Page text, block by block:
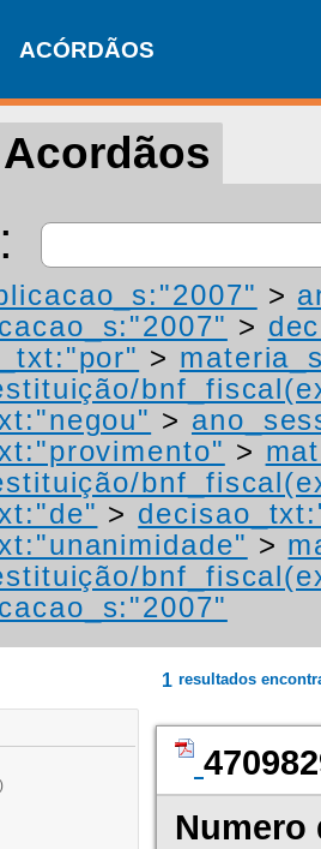
ACÓRDÃOS
Acordãos
>
>
>
>
>
>
>
1 resultados
Numero